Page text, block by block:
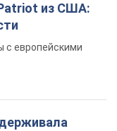
из США:
с европейскими